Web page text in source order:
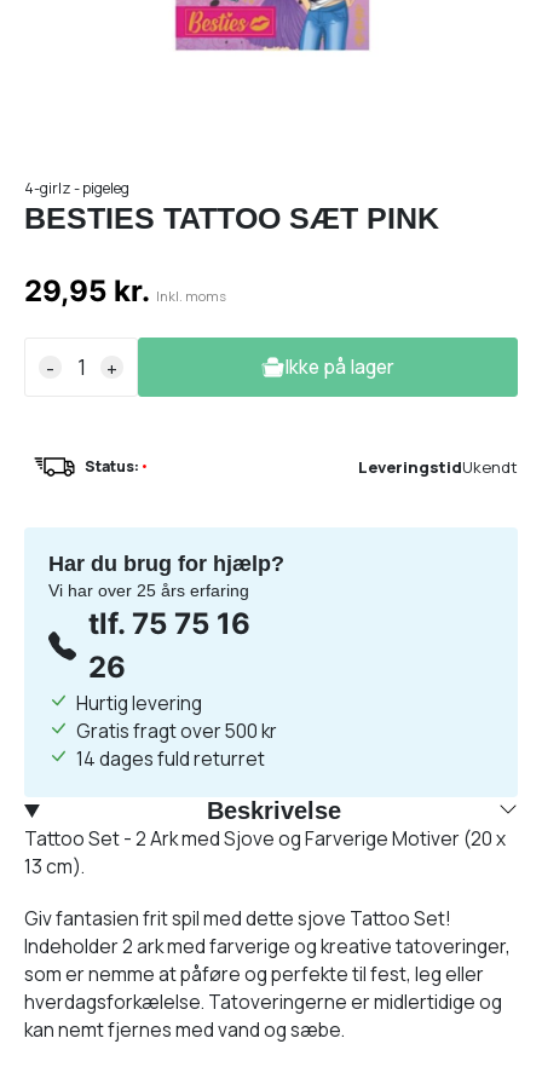
4-girlz - pigeleg
BESTIES TATTOO SÆT PINK
29,95 kr. Inkl. moms
- + Ikke på lager
Status: • LeveringstidUkendt
Har du brug for hjælp?
Vi har over 25 års erfaring
tlf. 75 75 16
26
Hurtig levering
Gratis fragt over 500 kr
14 dages fuld returret
Beskrivelse
Tattoo Set - 2 Ark med Sjove og Farverige Motiver (20 x
13 cm).
Giv fantasien frit spil med dette sjove Tattoo Set!
Indeholder 2 ark med farverige og kreative tatoveringer,
som er nemme at påføre og perfekte til fest, leg eller
hverdagsforkælelse. Tatoveringerne er midlertidige og
kan nemt fjernes med vand og sæbe.